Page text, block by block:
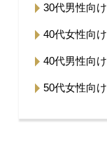
30代男性向け
40代女性向け
40代男性向け
50代女性向け